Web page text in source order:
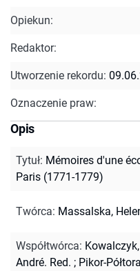
Opiekun:
Redaktor:
Utworzenie rekordu:
Oznaczenie praw:
Opis
Tytuł: Mémoires d'une
Paris (1771-1779)
Twórca: Massalska,
Współtwórca:
André. Red. ; Pikor-